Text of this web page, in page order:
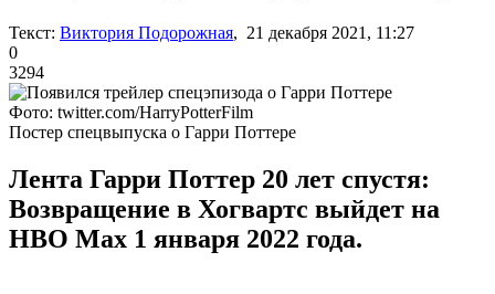
Текст: Виктория Подорожная, 21 декабря 2021, 11:27
0
3294
Фото: twitter.com/HarryPotterFilm
Постер спецвыпуска о Гарри Поттере
Лента Гарри Поттер 20 лет спустя:
Возвращение в Хогвартс выйдет на
HBO Max 1 января 2022 года.